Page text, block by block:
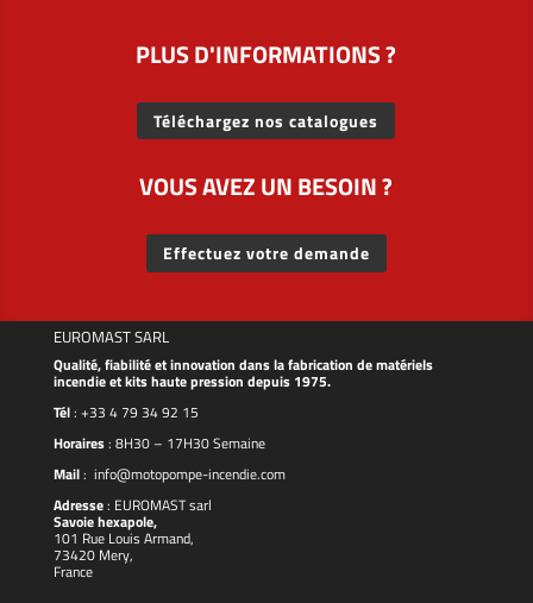
PLUS D'INFORMATIONS ?
Téléchargez nos catalogues
VOUS AVEZ UN BESOIN ?
Effectuez votre demande
EUROMAST SARL
Qualité, fiabilité et innovation dans la fabrication de matériels
incendie et kits haute pression depuis 1975.
Tél: +33 4 79 34 92 15
Horaires: 8H30 – 17H30 Semaine
Mail: info@motopompe-incendie.com
Adresse: EUROMASTsarl
Savoie hexapole,
101 Rue Louis Armand,
73420 Mery,
France